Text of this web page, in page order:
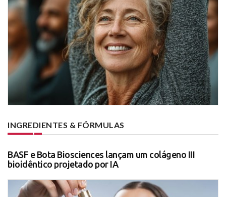
INGREDIENTES & FÓRMULAS
BASF e Bota Biosciences lançam um colágeno III
bioidêntico projetado por IA